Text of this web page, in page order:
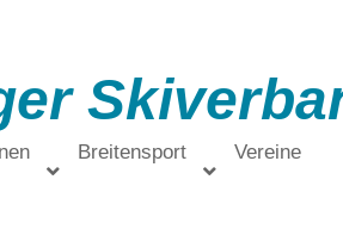
Breitensport Vereine